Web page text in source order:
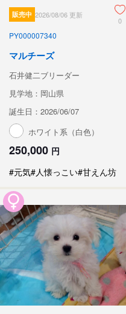
販売中 2026/08/06 更新
0
PY000007340
マルチーズ
石井健二ブリーダー
見学地：岡山県
誕生日：2026/06/07
ホワイト系（白色）
250,000 円
#元気#人懐っこい#甘えん坊